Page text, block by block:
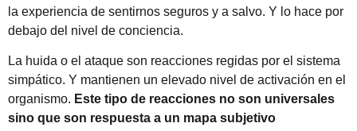
la experiencia de sentirnos seguros y a salvo. Y lo hace por
debajo del nivel de conciencia.
La huida o el ataque son reacciones regidas por el sistema
simpático. Y mantienen un elevado nivel de activación en el
organismo. Este tipo de reacciones no son universales
sino que son respuesta a un mapa subjetivo